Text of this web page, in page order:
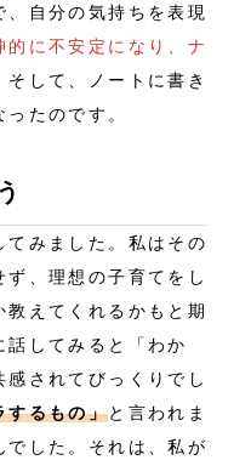
自分の気持ちを表現
的に不安定になり、ナ
して、ノートに書き
たのです。
みました。私はその
、理想の子育てをし
えてくれるかもと期
してみると「わか
されてびっくりでし
するもの」と言われま
でした。それは、私が